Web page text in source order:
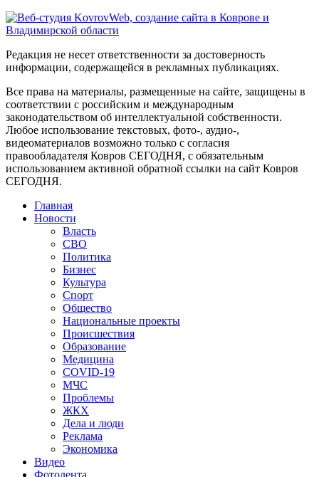
Редакция не несет ответственности за достоверность
информации, содержащейся в рекламных публикациях.
Все права на материалы, размещенные на сайте, защищены в
соответствии с российским и международным
законодательством об интеллектуальной собственности.
Любое использование текстовых, фото-, аудио-,
видеоматериалов возможно только с согласия
правообладателя Ковров СЕГОДНЯ, с обязательным
использованием активной обратной ссылки на сайт Ковров
СЕГОДНЯ.
Главная
Новости
Власть
СВО
Политика
Бизнес
Культура
Спорт
Общество
Национальные проекты
Происшествия
Образование
Медицина
COVID-19
МЧС
Проблемы
ЖКХ
Дела и люди
Реклама
Экономика
Видео
Фотолента